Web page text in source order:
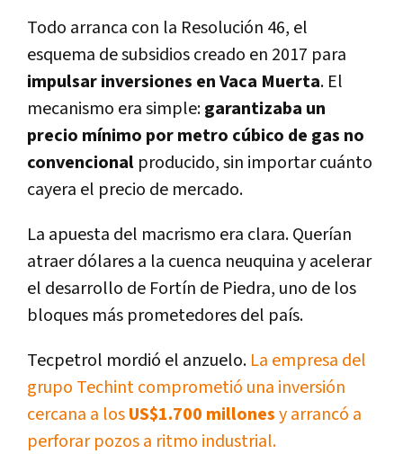
Todo arranca con la Resolución 46, el
esquema de subsidios creado en 2017 para
impulsar inversiones en Vaca Muerta. El
mecanismo era simple:garantizaba un
precio mínimo por metro cúbico de gas no
convencional producido, sin importar cuánto
cayera el precio de mercado.
La apuesta del macrismo era clara. Querían
atraer dólares a la cuenca neuquina y acelerar
el desarrollo de Fortín de Piedra, uno de los
bloques más prometedores del país.
Tecpetrol mordió el anzuelo. La empresa del
grupo Techint comprometió una inversión
cercana a losUS$1.700 millonesy arrancó a
perforar pozos a ritmo industrial.